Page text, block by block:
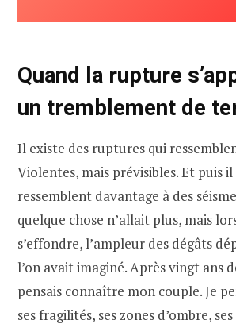
Quand la rupture
un tremblement de
Il existe des ruptures qui
Violentes, mais prévisibles. Et puis
ressemblent davantage à des
quelque chose n’allait plus, mais
s’effondre, l’ampleur des dégâts
l’on avait imaginé. Après vingt ans
pensais connaître mon couple. Je
ses fragilités, ses zones d’ombre,